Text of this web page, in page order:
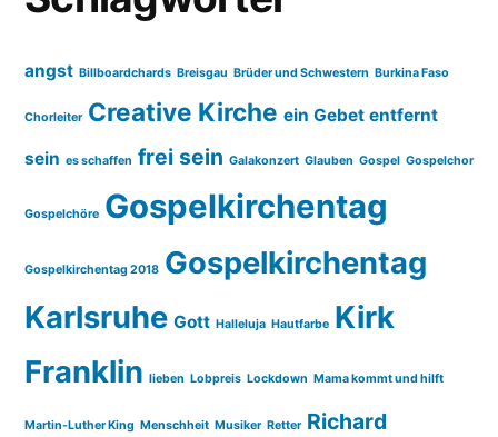
angst Billboardchards Breisgau Brüder und Schwestern Burkina Faso
Chorleiter Creative Kirche ein Gebet entfernt
sein es schaffen frei sein Galakonzert Glauben Gospel Gospelchor
Gospelchöre Gospelkirchentag
Gospelkirchentag 2018 Gospelkirchentag
Karlsruhe Gott Halleluja Hautfarbe Kirk
Franklin lieben Lobpreis Lockdown Mama kommt und hilft
Martin-Luther King Menschheit Musiker Retter Richard